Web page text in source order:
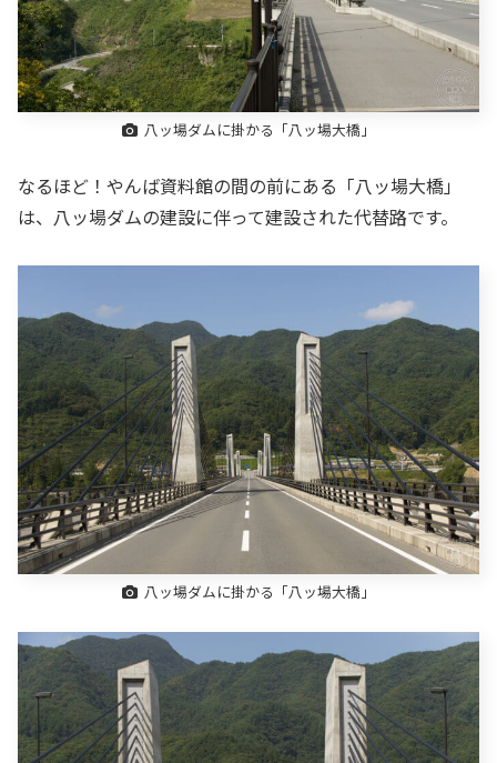
八ッ場ダムに掛かる「八ッ場大橋」
なるほど！やんば資料館の間の前にある「八ッ場大橋」
は、八ッ場ダムの建設に伴って建設された代替路です。
八ッ場ダムに掛かる「八ッ場大橋」